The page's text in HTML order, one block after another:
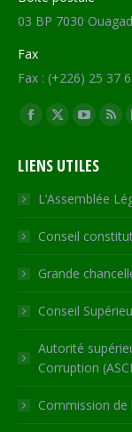
03 BP 7030
Fax
Fax : (+226) 25 37
Trouvez nous sur :
Facebook
opens
in
new
window
X
opens
in
new
window
opens
in
new
window
RSS
in
LIENS UTILES
L’Assemblée
Conseil
Grande
Conseil
Autorité
Corruption
Commission de